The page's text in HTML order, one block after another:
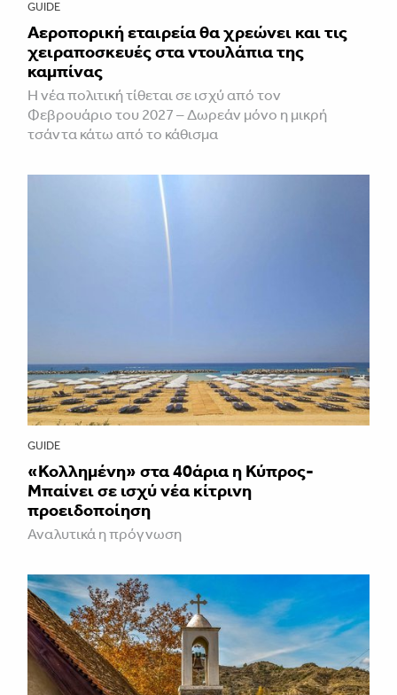
GUIDE
Αεροπορική εταιρεία θα χρεώνει και τις
χειραποσκευές στα ντουλάπια της
καμπίνας
Η νέα πολιτική τίθεται σε ισχύ από τον
Φεβρουάριο του 2027 – Δωρεάν μόνο η μικρή
τσάντα κάτω από το κάθισμα
GUIDE
«Κολλημένη» στα 40άρια η Κύπρος-
Μπαίνει σε ισχύ νέα κίτρινη
προειδοποίηση
Αναλυτικά η πρόγνωση